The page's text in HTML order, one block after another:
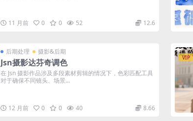
11 月前 0 0 52 12.6
后期处理 摄影&后期
Jsn摄影达芬奇调色
在 Jsn 摄影作品涉及多段素材剪辑的情况下，色彩匹配工具
对于确保不同镜头、场景...
12 月前 0 0 40 8.66
VIP